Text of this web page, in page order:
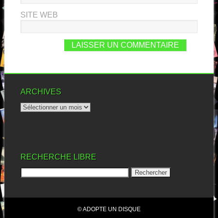
SITE WEB
ARCHIVES
RECHERCHE LIBRE
© ADOPTE UN DISQUE